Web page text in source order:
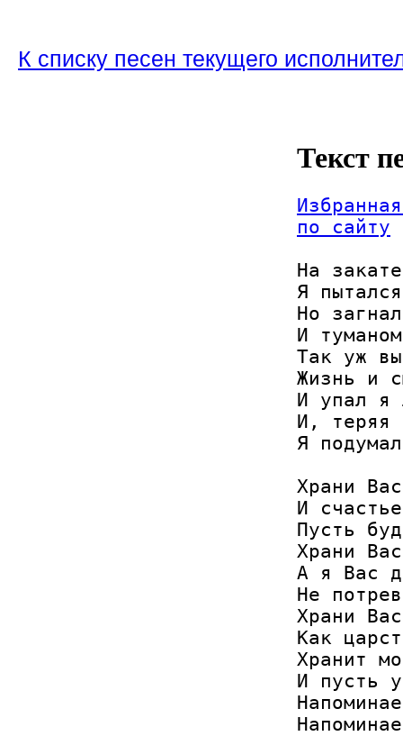
К списку песен текущего
Текст
по сайту
На
Я
Но
И
Так уж
Жизнь и
И упал я
И, теряя
Я
Храни
И
Пусть
Храни
А я Вас
Не
Храни
Как
Хранит
И пусть